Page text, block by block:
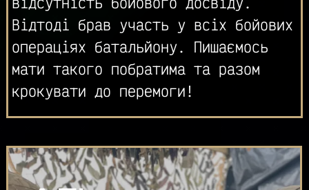
Відтоді брав участь у всіх бойових
операціях батальйону. Пишаємось
мати такого побратима та разом
крокувати до перемоги!